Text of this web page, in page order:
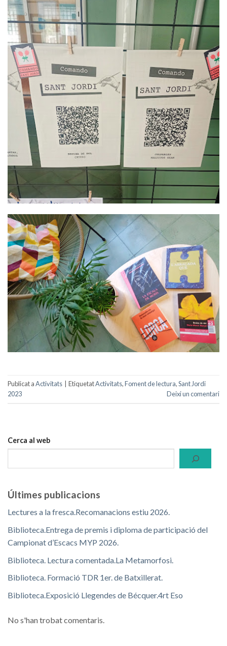
Publicat aActivitats EtiquetatActivitats,Foment de lectura,Sant Jordi
2023
Deixi un comentari
Cerca al web
Últimes publicacions
Lectures a la fresca.Recomanacions estiu 2026.
Biblioteca.Entrega de premis i diploma de participació del
Campionat d’Escacs MYP 2026.
Biblioteca. Lectura comentada.La Metamorfosi.
Biblioteca. Formació TDR 1er. de Batxillerat.
Biblioteca.Exposició Llegendes de Bécquer.4rt Eso
No s'han trobat comentaris.